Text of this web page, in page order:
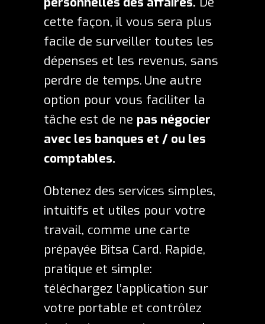
cette façon, il vous sera plus
facile de surveiller toutes les
dépenses et les revenus, sans
perdre de temps. Une autre
option pour vous faciliter la
tâche est de ne pas négocier
avec les banques et / ou les
comptables.
Obtenez des services simples,
intuitifs et utiles pour votre
travail, comme une carte
prépayée Bitsa Card. Rapide,
pratique et simple:
téléchargez l’application sur
votre portable et contrôlez